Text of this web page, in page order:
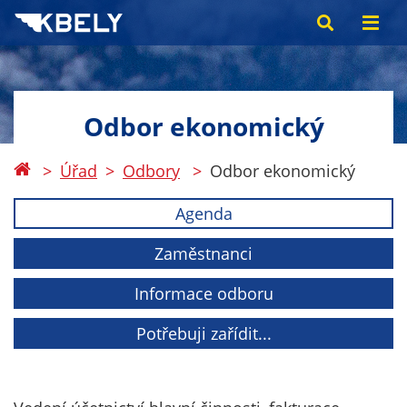
Odbor ekonomický
Úřad Odbory
Odbor ekonomický
Agenda
Zaměstnanci
Informace odboru
Potřebuji zařídit...